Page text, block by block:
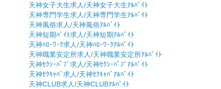
天神女子大生求人/天神女子大生ｱﾙﾊﾞｲﾄ
天神専門学生求人/天神専門学生ｱﾙﾊﾞｲﾄ
天神風俗求人/天神風俗ｱﾙﾊﾞｲﾄ
天神短期ﾊﾞｲﾄ求人/天神短期ｱﾙﾊﾞｲﾄ
天神ﾊﾛｰﾜｰｸ求人/天神ﾊﾛｰﾜｰｸｱﾙﾊﾞｲﾄ
天神職業安定所求人/天神職業安定所ｱﾙﾊﾞｲﾄ
天神ｾｸｼｰﾊﾟﾌﾞ求人/天神ｾｸｼｰﾊﾟﾌﾞｱﾙﾊﾞｲﾄ
天神ｾｸｷｬﾊﾞ求人/天神ｾｸｷｬﾊﾞｱﾙﾊﾞｲﾄ
天神CLUB求人/天神CLUBｱﾙﾊﾞｲﾄ